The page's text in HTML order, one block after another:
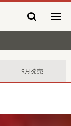
9月発売